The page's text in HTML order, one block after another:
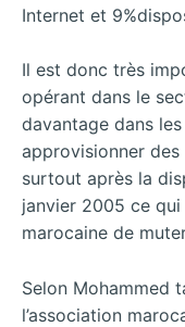
Internet et
Il est donc très
opérant dans le
davantage dans
approvisionner des
surtout après la
janvier 2005 ce
marocaine de
Selon Mohammed
l’association